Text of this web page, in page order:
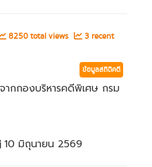
8250 total views
3 recent
ข้อมูลสถิติคดี
ากกองบริหารคดีพิเศษ กรม
10 มิถุนายน 2569